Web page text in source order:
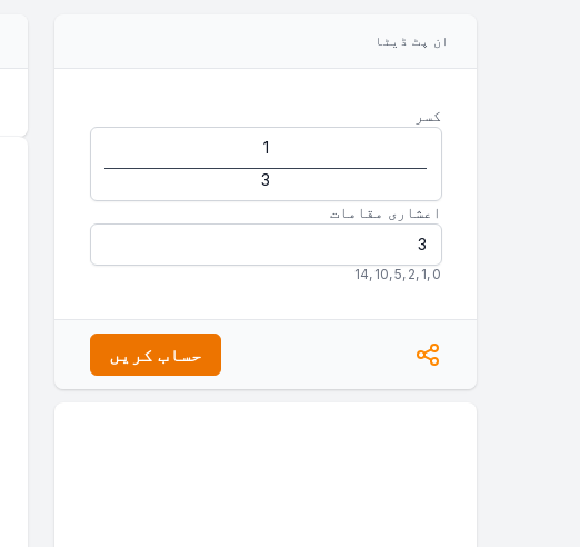
ان پٹ ڈیٹا
کسر
اعشاری مقامات
0
,
1
,
2
,
5
,
10
,
14
حساب کریں